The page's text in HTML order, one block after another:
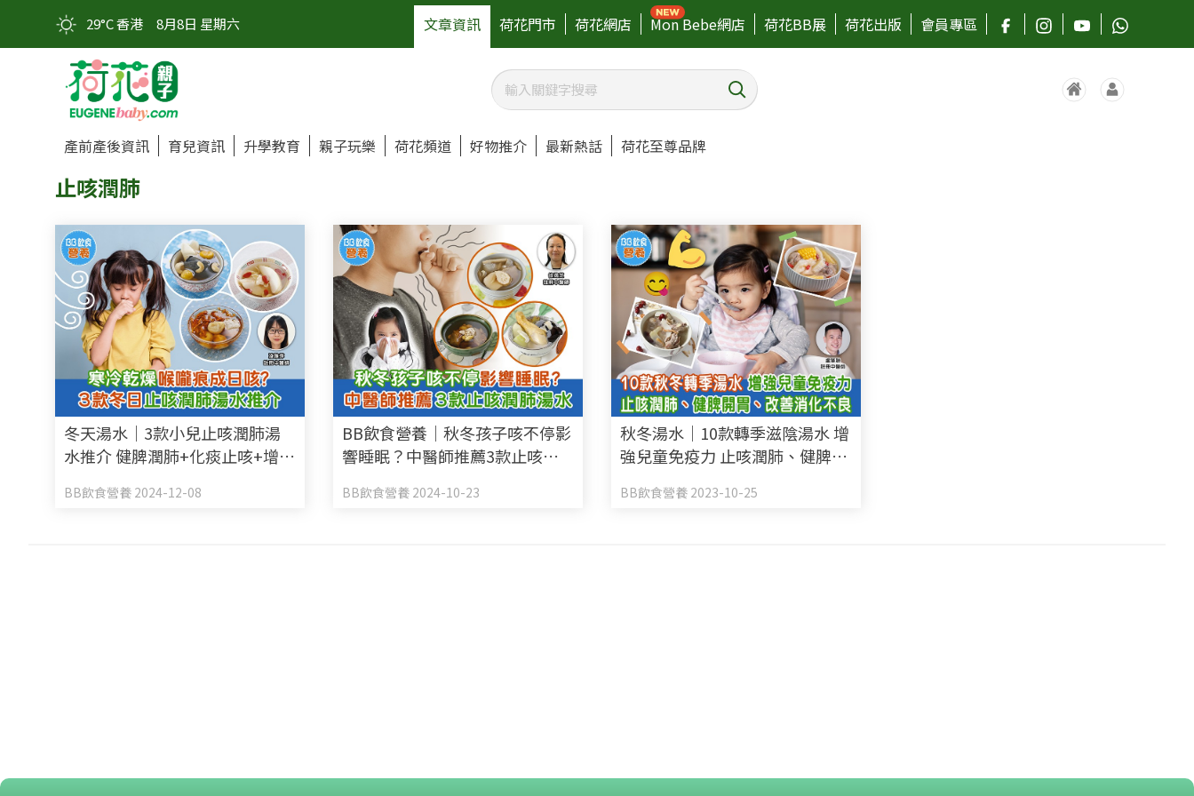
29°C 香港 8月8日 星期六 文章資訊 荷花門市 荷花網店 Mon Bebe網店 荷花BB展 荷花出版 會員專區
產前產後資訊 育兒資訊 升學教育 親子玩樂 荷花頻道 好物推介 最新熱話 荷花至尊品牌
止咳潤肺
冬天湯水｜3款小兒止咳潤肺湯
水推介 健脾潤肺+化痰止咳+增加
BB飲食營養 2024-12-08
BB飲食營養｜秋冬孩子咳不停影
響睡眠？中醫師推薦3款止咳潤
BB飲食營養 2024-10-23
秋冬湯水｜10款轉季滋陰湯水 增
強兒童免疫力 止咳潤肺、健脾開
BB飲食營養 2023-10-25